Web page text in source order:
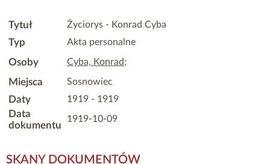
Tytuł Życiorys - Konrad Cyba
Typ Akta personalne
Osoby Cyba, Konrad;
Miejsca Sosnowiec
Daty 1919 - 1919
Data
dokumentu
1919-10-09
SKANY DOKUMENTÓW